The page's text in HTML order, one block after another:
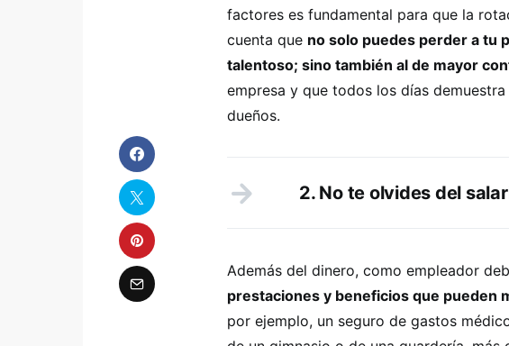
factores es fundamental para que la
cuenta que no solo puedes perder a tu
talentoso; sino también al de mayor
empresa y que todos los días
dueños.
2. No te olvides del
Además del dinero, como empleador
prestaciones y beneficios que pueden
por ejemplo, un seguro de gastos